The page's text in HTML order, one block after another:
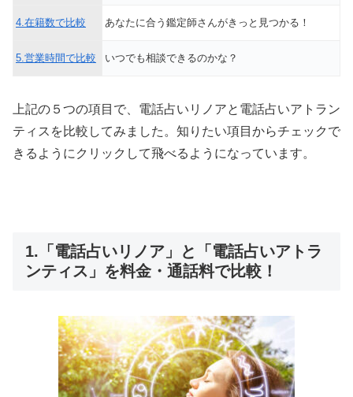
4.在籍数で比較 あなたに合う鑑定師さんがきっと見つかる！
5.営業時間で比較 いつでも相談できるのかな？
上記の５つの項目で、電話占いリノアと電話占いアトラン
ティスを比較してみました。知りたい項目からチェックで
きるようにクリックして飛べるようになっています。
1.「電話占いリノア」と「電話占いアトラ
ンティス」を料金・通話料で比較！